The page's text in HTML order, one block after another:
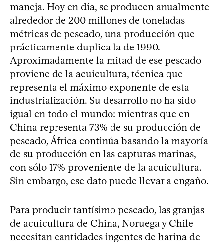
maneja. Hoy en día, se producen anualmente
alrededor de 200 millones de toneladas
métricas de pescado, una producción que
prácticamente duplica la de 1990.
Aproximadamente la mitad de ese pescado
proviene de la acuicultura, técnica que
representa el máximo exponente de esta
industrialización. Su desarrollo no ha sido
igual en todo el mundo: mientras que en
China representa 73% de su producción de
pescado, África continúa basando la mayoría
de su producción en las capturas marinas,
con sólo 17% proveniente de la acuicultura.
Sin embargo, ese dato puede llevar a engaño.
Para producir tantísimo pescado, las granjas
de acuicultura de China, Noruega y Chile
necesitan cantidades ingentes de harina de